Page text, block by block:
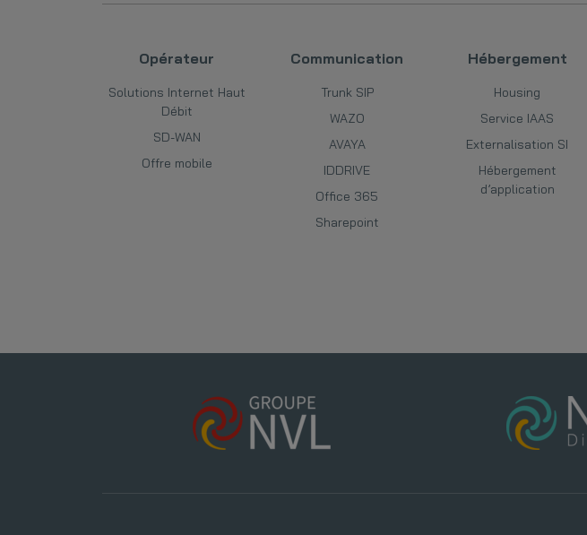
Opérateur
Solutions Internet Haut
Débit
SD-WAN
Offre mobile
Communication
Trunk SIP
WAZO
AVAYA
IDDRIVE
Office 365
Sharepoint
Hébergement
Housing
Service IAAS
Externalisation SI
Hébergement
d’application